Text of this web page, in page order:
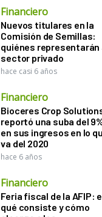
Financiero
Nuevos titulares en la
Comisión de Semillas:
quiénes representarán
sector privado
hace casi 6 años
Financiero
Bioceres Crop
reportó una suba del
en sus ingresos en lo
va del 2020
hace 6 años
Financiero
Feria fiscal de la AFIP:
qué consiste y cómo